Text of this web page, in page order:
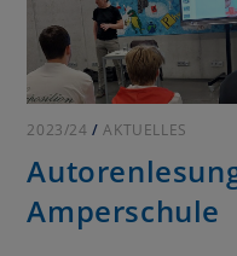
2023/24 /AKTUELLES
Amperschule